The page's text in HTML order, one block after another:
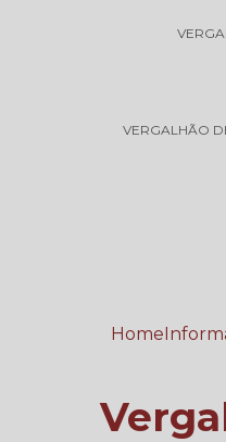
VERGALHÃO
Home